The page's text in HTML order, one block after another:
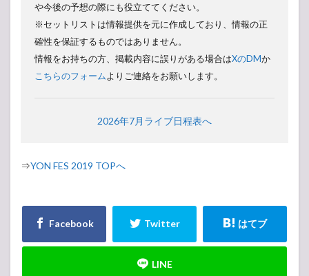
や今後の予想の際にも役立ててください。
※セットリストは情報提供を元に作成しており、情報の正
確性を保証するものではありません。
情報をお持ちの方、掲載内容に誤りがある場合はXのDMか
こちらのフォームよりご連絡をお願いします。
2026年7月ライブ日程表へ
⇒YON FES 2019 TOPへ